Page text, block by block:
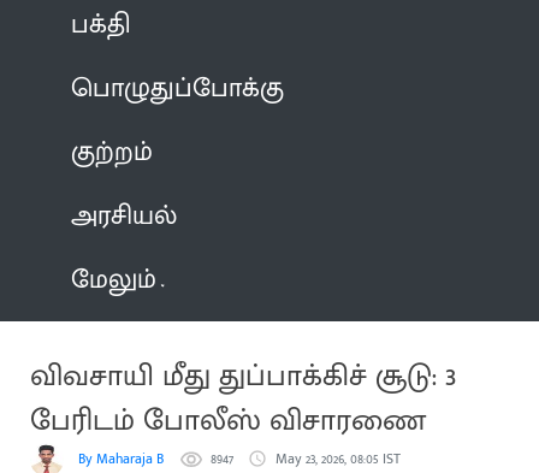
பக்தி
பொழுதுப்போக்கு
குற்றம்
அரசியல்
மேலும்
விவசாயி மீது துப்பாக்கிச் சூடு: 3
பேரிடம் போலீஸ் விசாரணை
By Maharaja B 8947 May 23, 2026, 08:05 IST